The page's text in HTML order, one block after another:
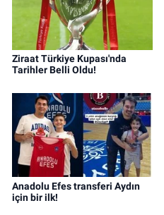
Ziraat Türkiye Kupası'nda
Tarihler Belli Oldu!
Anadolu Efes transferi Aydın
için bir ilk!